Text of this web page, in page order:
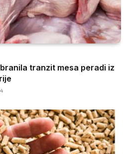
tranzit mesa peradi iz
4